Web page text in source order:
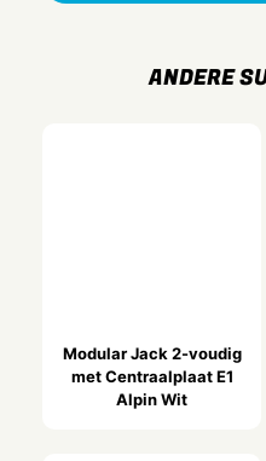
ANDERE
Modular Jack 2-voudig
met Centraalplaat E1
Alpin Wit